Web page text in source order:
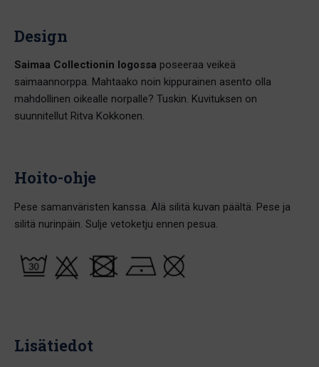
Design
Saimaa Collectionin logossa poseeraa veikeä
saimaannorppa. Mahtaako noin kippurainen asento olla
mahdollinen oikealle norpalle? Tuskin. Kuvituksen on
suunnitellut Ritva Kokkonen.
Hoito-ohje
Pese samanväristen kanssa. Älä silitä kuvan päältä. Pese ja
silitä nurinpäin. Sulje vetoketju ennen pesua.
Lisätiedot